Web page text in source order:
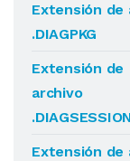
Extensión de
.DIAGPKG
Extensión de
archivo
Extensión de